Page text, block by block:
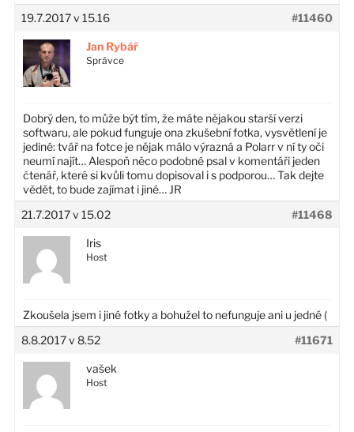
19.7.2017 v 15.16
#11460
Jan Rybář
Správce
Dobrý den, to může být tím, že máte nějakou starší verzi
softwaru, ale pokud funguje ona zkušební fotka, vysvětlení je
jediné: tvář na fotce je nějak málo výrazná a Polarr v ní ty oči
neumí najít… Alespoň něco podobné psal v komentáři jeden
čtenář, které si kvůli tomu dopisoval i s podporou… Tak dejte
vědět, to bude zajímat i jiné… JR
21.7.2017 v 15.02
#11468
Iris
Host
Zkoušela jsem i jiné fotky a bohužel to nefunguje ani u jedné (
8.8.2017 v 8.52
#11671
vašek
Host